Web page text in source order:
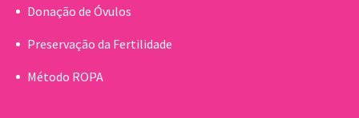
Donação de Óvulos
Preservação da Fertilidade
Método ROPA